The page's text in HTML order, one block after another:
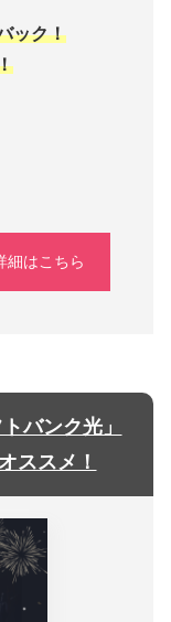
ック！
細はこちら
バンク光」
ススメ！